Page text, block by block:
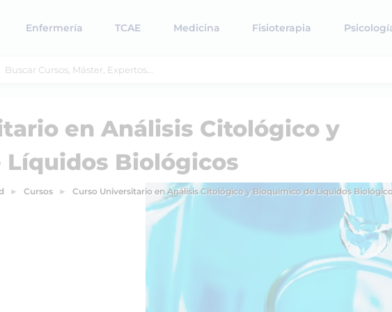
Enfermería TCAE Medicina Fisioterapia
en Análisis Citológico y
Biológicos
Cursos Curso Universitario en Análisis Citológico y Bioquímico de Líquidos